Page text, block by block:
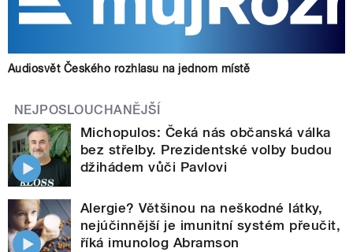
Audiosvět Českého rozhlasu na jednom místě
NEJPOSLOUCHANĚJŠÍ
Michopulos: Čeká nás občanská válka
bez střelby. Prezidentské volby budou
džihádem vůči Pavlovi
Alergie? Většinou na neškodné látky,
nejúčinnější je imunitní systém přeučit,
říká imunolog Abramson